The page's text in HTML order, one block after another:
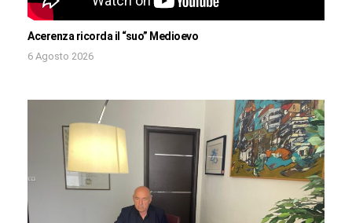
Acerenza ricorda il “suo” Medioevo
6 Agosto 2026